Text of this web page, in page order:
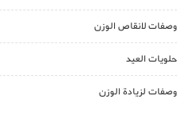
وصفات لانقاص الوزن
حلويات العيد
وصفات لزيادة الوزن